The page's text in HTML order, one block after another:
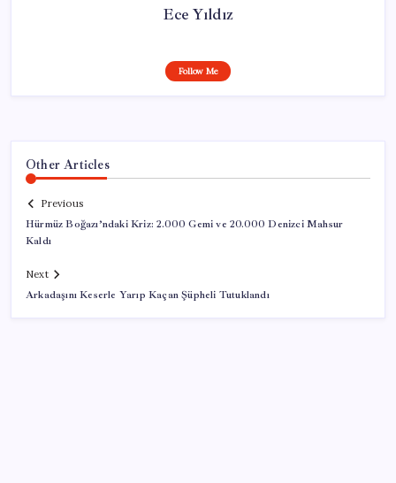
Ece Yıldız
Follow Me
Other Articles
Previous
Hürmüz Boğazı’ndaki Kriz: 2.000 Gemi ve 20.000 Denizci Mahsur
Kaldı
Next
Arkadaşını Keserle Yarıp Kaçan Şüpheli Tutuklandı